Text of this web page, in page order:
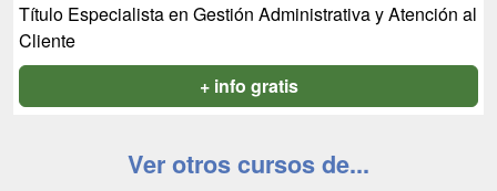
Título Especialista en Gestión Administrativa y Atención al
Cliente
+ info gratis
Ver otros cursos de...